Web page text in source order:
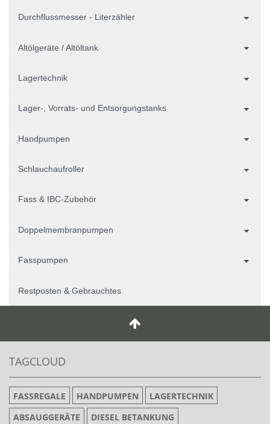
Durchflussmesser - Literzähler
Altölgeräte / Altöltank
Lagertechnik
Lager-, Vorrats- und Entsorgungstanks
Handpumpen
Schlauchaufroller
Fass & IBC-Zubehör
Doppelmembranpumpen
Fasspumpen
Restposten & Gebrauchtes
TAGCLOUD
FASSREGALE HANDPUMPEN
LAGERTECHNIK
ABSAUGGERÄTE
DIESEL BETANKUNG